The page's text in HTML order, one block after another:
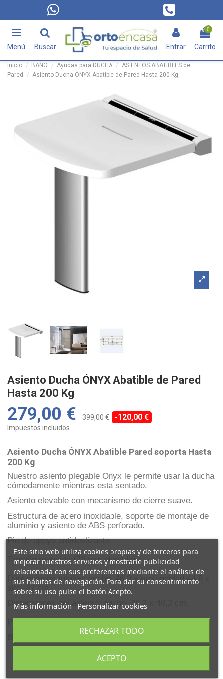
Menú Buscar Entrar
0
Carrito
Inicio BAÑO Ayudas para DUCHA
ASIENTOS ABATIBLES de
Pared
Asiento Ducha ÓNYX Abatible de Pared Hasta 200 Kg
Asiento Ducha ÓNYX Abatible de Pared
Hasta 200 Kg
279,00 € 399,00 € -120,00 €
Impuestos incluidos
Asiento Ducha ÓNYX Abatible Pared soporta Hasta
200 Kg
Nuestro asiento plegable Onyx le permite usar la ducha
cómodamente mientras está sentado.
Asiento elevable con mecanismo de cierre suave.
Estructura de acero inoxidable, soporte de montaje de
aluminio y asiento de ABS perforado.
Pie de apoyo antideslizante.
Tamaño reducido (78 mm plegado).
Dimensiones totales: ancho. 46,3 x profundidad 44,8 x
alto. 47 cm.
Dimensiones del asiento: ancho. 38,2 x 46,2 cm.
Este sitio web utiliza cookies propias y de terceros para
mejorar nuestros servicios y mostrarle publicidad
relacionada con sus preferencias mediante el análisis de
sus hábitos de navegación. Para dar su consentimiento
sobre su uso pulse el botón Acepto.
Más información Personalizar cookies
RECHAZAR TODO
ACEPTO